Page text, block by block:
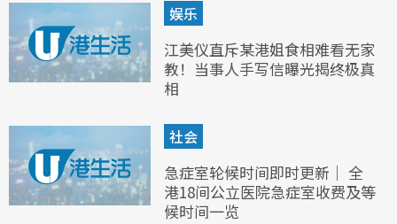
娱乐
江美仪直斥某港姐食相难看无家
教！当事人手写信曝光揭终极真
相
社会
急症室轮候时间即时更新｜ 全
港18间公立医院急症室收费及等
候时间一览